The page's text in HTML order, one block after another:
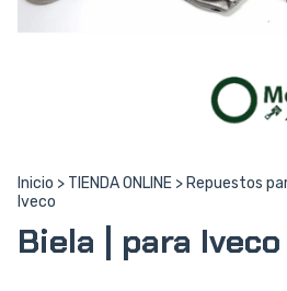
Inicio > TIENDA ONLINE > Repuestos
Iveco
Biela | para Iveco